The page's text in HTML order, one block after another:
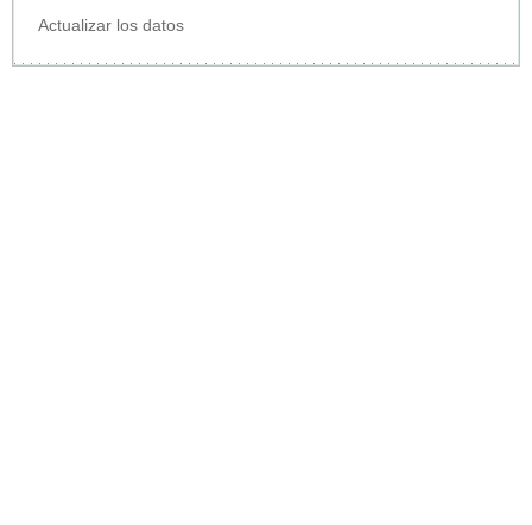
Actualizar los datos